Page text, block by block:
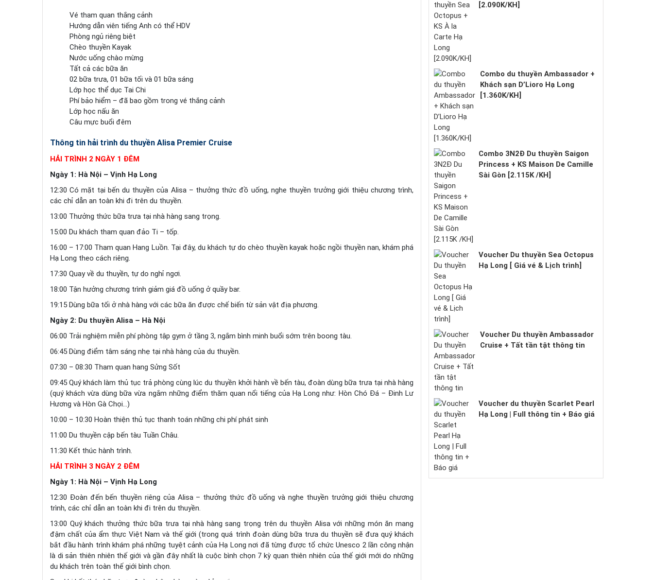
Vé tham quan thắng cảnh
Hướng dẫn viên tiếng Anh có thể HDV
Phòng ngủ riêng biệt
Chèo thuyền Kayak
Nước uống chào mừng
Tất cả các bữa ăn
02 bữa trưa, 01 bữa tối và 01 bữa sáng
Lớp học thể dục Tai Chi
Phí bảo hiểm – đã bao gồm trong vé thắng cảnh
Lớp học nấu ăn
Câu mực buổi đêm
Thông tin hải trình du thuyền Alisa Premier Cruise
HẢI TRÌNH 2 NGÀY 1 ĐÊM
Ngày 1: Hà Nội – Vịnh Hạ Long
12:30 Có mặt tại bến du thuyền của Alisa – thưởng thức đồ uống, nghe thuyền trưởnggiới thiệu chương trình,
các chỉ dẫn an toàn khi đi trên du thuyền.
13:00 Thưởng thức bữa trưa tại nhà hàng sang trọng.
15:00 Du khách tham quan đảo Ti – tốp.
16:00 – 17:00 Tham quan Hang Luồn. Tại đây, du khách tự do chèo thuyền kayak hoặc ngồi thuyền nan, khám phá
Hạ Long theo cách riêng.
17:30 Quay về du thuyền, tự do nghỉ ngơi.
18:00 Tận hưởng chương trình giảm giá đồ uống ở quầy bar.
19:15 Dùng bữa tối ở nhà hàng với các bữa ăn được chế biến từ sản vật địa phương.
Ngày 2: Du thuyền Alisa – Hà Nội
06:00 Trải nghiệm miễn phí phòng tập gym ở tầng 3, ngắm bình minh buổi sớm trên boong tàu.
06:45 Dùng điểm tâm sáng nhẹ tại nhà hàng của du thuyền.
07:30 – 08:30 Tham quan hang Sửng Sốt
09:45Quý khách làm thủ tục trả phòng cùng lúc du thuyền khởi hành về bến tàu, đoàn dùng bữa trưa tại nhà hàng
(quý khách vừa dùng bữa vừa ngắm những điểm thăm quan nổi tiếng của Hạ Long như: Hòn Chó Đá – Đinh Lư
Hương và Hòn Gà Chọi…)
10:00 – 10:30 Hoàn thiện thủ tục thanh toán những chi phí phát sinh
11:00 Du thuyền cập bến tàu Tuần Châu.
11:30 Kết thúc hành trình.
HẢI TRÌNH 3 NGÀY 2 ĐÊM
Ngày 1: Hà Nội – Vịnh Hạ Long
12:30 Đoàn đến bến thuyền riêng của Alisa – thưởng thức đồ uống và nghe thuyền trưởng giới thiệu chương
trình, các chỉ dẫn an toàn khi đi trên du thuyền.
13:00 Quý khách thưởng thức bữa trưa tại nhà hàng sang trọng trên du thuyền Alisa với những món ăn mang
đậm chất của ẩm thực Việt Nam và thế giới (trong quá trình đoàn dùng bữa trưa du thuyền sẽ đưa quý khách
bắt đầu hành trình khám phá những tuyệt cảnh của Hạ Long nơi đã từng được tổ chức Unesco 2 lần công nhận
là di sản thiên nhiên thế giới và gần đây nhất là cuộc bình chọn 7 kỳ quan thiên nhiên của thế giới mới do những
du khách trên toàn thế giới bình chọn.
[2.090K/KH]
Combo du thuyền Ambassador +
Khách sạn D’Lioro Hạ Long
[1.360K/KH]
Combo 3N2Đ Du thuyền Saigon
Princess + KS Maison De Camille
Sài Gòn [2.115K /KH]
Voucher Du thuyền Sea Octopus
Hạ Long [ Giá vé & Lịch trình]
Voucher Du thuyền Ambassador
Cruise + Tất tần tật thông tin
Voucher du thuyền Scarlet Pearl
Hạ Long | Full thông tin + Báo giá